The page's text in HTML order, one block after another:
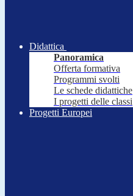
Didattica
Panoramica
Offerta formativa
Programmi svolti
Le schede didattiche
I progetti delle classi
Progetti Europei